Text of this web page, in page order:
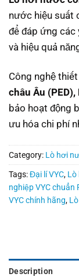
nước hiệu suất
để đáp ứng các
và hiệu quả
Công nghệ
châu Âu (PED),
bảo hoạt động
ưu hóa chi phí
Category: Lò hơi
Tags:Đại lí VYC, Lò
nghiệp VYC chuẩn
VYC chính hãng,
Description